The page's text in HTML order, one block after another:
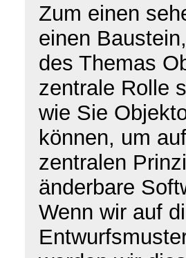
Zum einen
einen
des Themas
zentrale Rolle
wie Sie
können, um
zentralen
änderbare
Wenn wir auf